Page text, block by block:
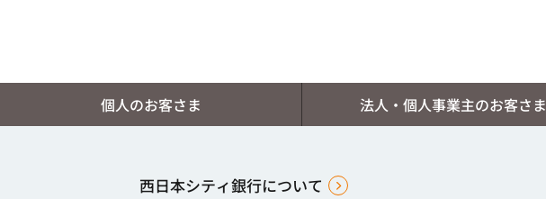
個人のお客さま 法人・個人事業主のお客さま
西日本シティ銀行について